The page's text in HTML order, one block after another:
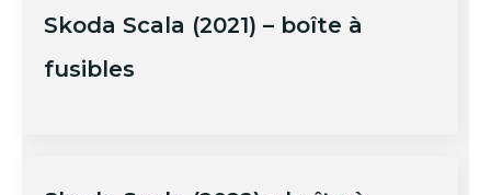
Skoda Scala (2021) – boîte à
fusibles